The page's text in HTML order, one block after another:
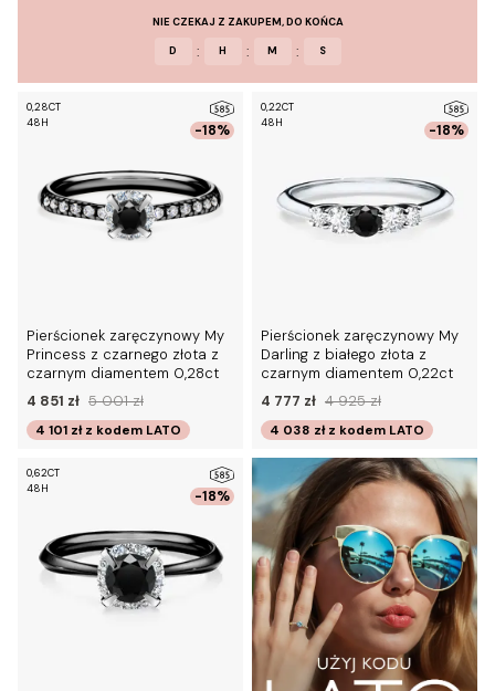
NIE CZEKAJ Z ZAKUPEM, DO KOŃCA
D : H : M : S
-18%
0,28CT
48H
Pierścionek zaręczynowy My
Princess z czarnego złota z
czarnym diamentem 0,28ct
4 851 zł 5 001 zł
4 101 zł z kodem LATO
-18%
0,22CT
48H
Pierścionek zaręczynowy My
Darling z białego złota z
czarnym diamentem 0,22ct
4 777 zł 4 925 zł
4 038 zł z kodem LATO
-18%
0,62CT
48H